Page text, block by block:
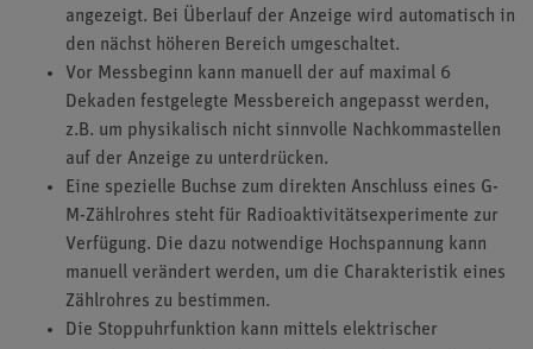
angezeigt. Bei Überlauf der Anzeige wird automatisch in
den nächst höheren Bereich umgeschaltet.
Vor Messbeginn kann manuell der auf maximal 6
Dekaden festgelegte Messbereich angepasst werden,
z.B. um physikalisch nicht sinnvolle Nachkommastellen
auf der Anzeige zu unterdrücken.
Eine spezielle Buchse zum direkten Anschluss eines G-
M-Zählrohres steht für Radioaktivitätsexperimente zur
Verfügung. Die dazu notwendige Hochspannung kann
manuell verändert werden, um die Charakteristik eines
Zählrohres zu bestimmen.
Die Stoppuhrfunktion kann mittels elektrischer